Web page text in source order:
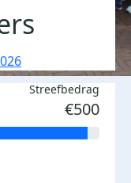
Streefbedrag
€500